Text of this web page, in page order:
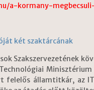
a-kormany-
két szaktárcának
Szakszervezetének
felelős államtitkár, az